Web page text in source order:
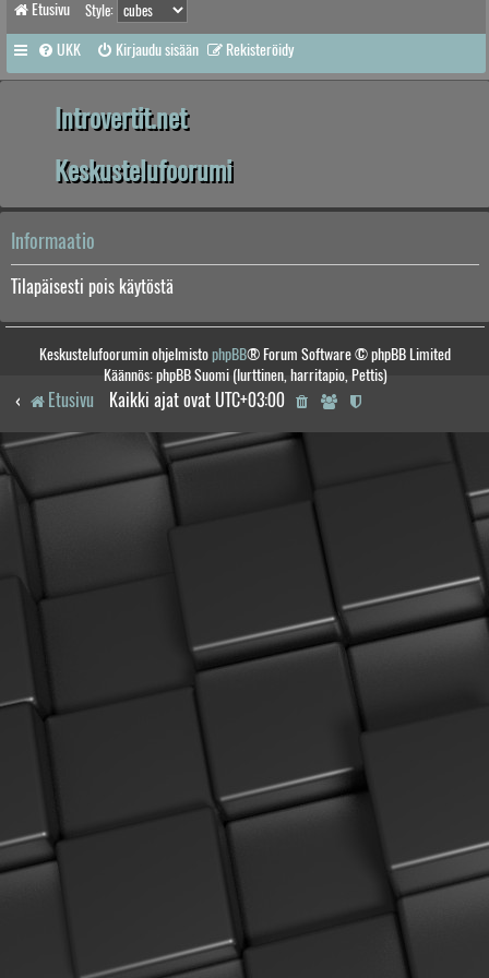
Etusivu Style:
UKK Kirjaudu sisään Rekisteröidy
Introvertit.net
Keskustelufoorumi
Informaatio
Tilapäisesti pois käytöstä
Keskustelufoorumin ohjelmistophpBB® Forum Software © phpBB Limited
Käännös: phpBB Suomi (lurttinen, harritapio, Pettis)
Etusivu Kaikki ajat ovat UTC+03:00